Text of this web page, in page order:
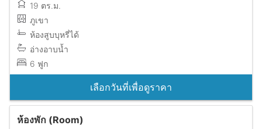
19 ตร.ม.
ภูเขา
ห้องสูบบุหรี่ได้
อ่างอาบน้ำ
6 ฟูก
เลือกวันที่เพื่อดูราคา
ห้องพัก (Room)